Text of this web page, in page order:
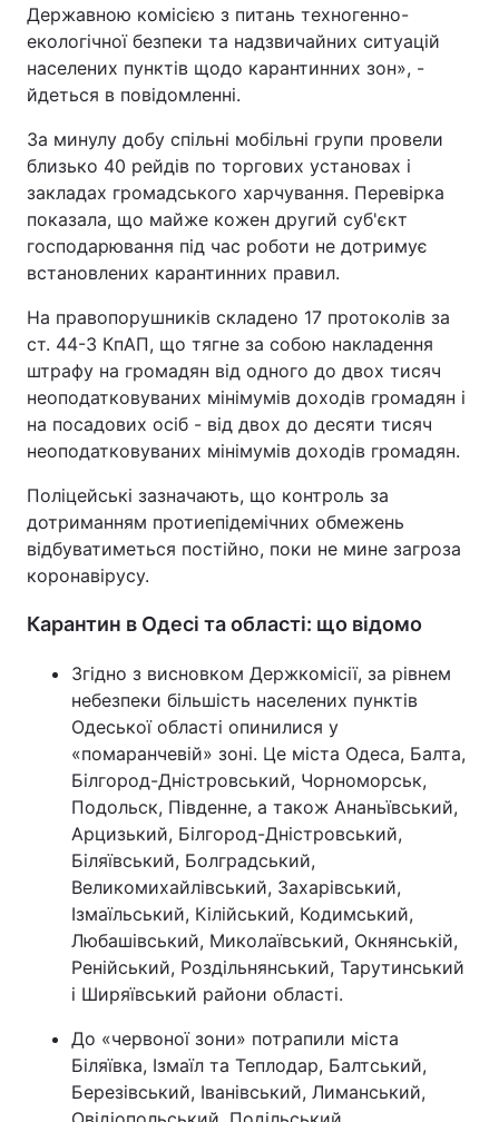
Тема оформлення
Державною комісією з питань техногенно-
екологічної безпеки та надзвичайних ситуацій
населених пунктів щодо карантинних зон», -
йдеться в повідомленні.
За минулу добу спільні мобільні групи провели
близько 40 рейдів по торгових установах і
закладах громадського харчування. Перевірка
показала, що майже кожен другий суб'єкт
господарювання під час роботи не дотримує
встановлених карантинних правил.
На правопорушників складено 17 протоколів за
ст. 44-3 КпАП, що тягне за собою накладення
штрафу на громадян від одного до двох тисяч
неоподатковуваних мінімумів доходів громадян і
на посадових осіб - від двох до десяти тисяч
неоподатковуваних мінімумів доходів громадян.
Поліцейські зазначають, що контроль за
дотриманням протиепідемічних обмежень
відбуватиметься постійно, поки не мине загроза
коронавірусу.
Карантин в Одесі та області: що відомо
Згідно з висновком Держкомісії, за рівнем
небезпеки більшість населених пунктів
Одеської області опинилися у
«помаранчевій» зоні. Це міста Одеса, Балта,
Білгород-Дністровський, Чорноморськ,
Подольск, Південне, а також Ананьївський,
Арцизький, Білгород-Дністровський,
Біляївський, Болградський,
Великомихайлівський, Захарівський,
Ізмаїльський, Кілійський, Кодимський,
Любашівський, Миколаївський, Окнянській,
Ренійський, Роздільнянський, Тарутинський
і Ширяївський райони області.
До «червоної зони» потрапили міста
Біляївка, Ізмаїл та Теплодар, Балтський,
Березівський, Іванівський, Лиманський,